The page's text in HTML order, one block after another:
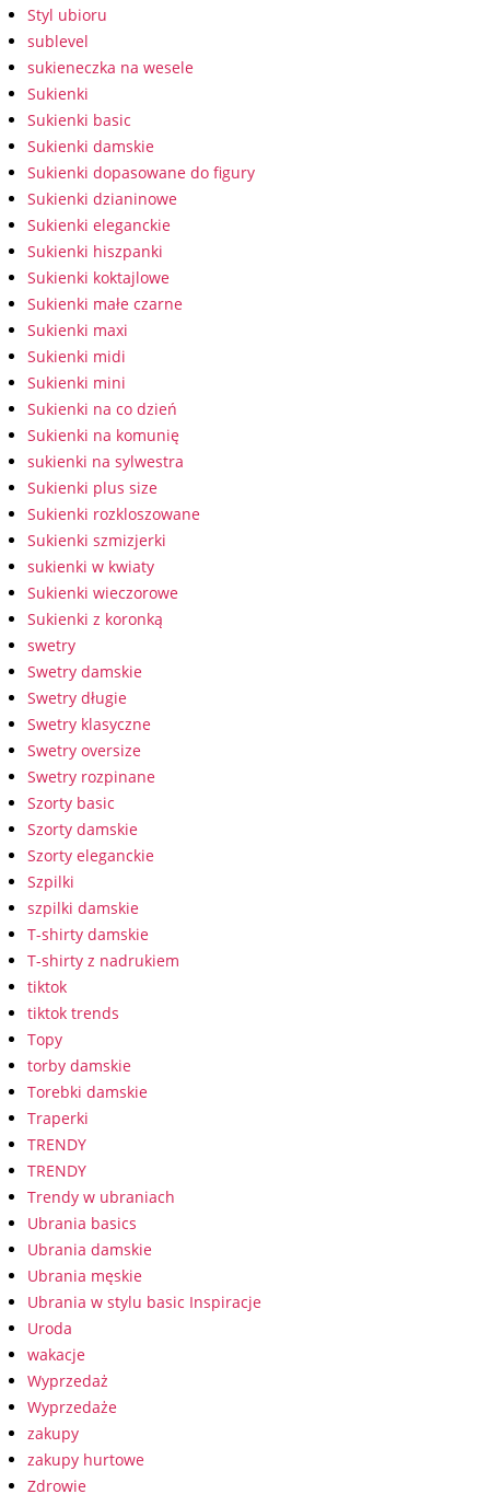
Styl ubioru
sublevel
sukieneczka na wesele
Sukienki
Sukienki basic
Sukienki damskie
Sukienki dopasowane do figury
Sukienki dzianinowe
Sukienki eleganckie
Sukienki hiszpanki
Sukienki koktajlowe
Sukienki małe czarne
Sukienki maxi
Sukienki midi
Sukienki mini
Sukienki na co dzień
Sukienki na komunię
sukienki na sylwestra
Sukienki plus size
Sukienki rozkloszowane
Sukienki szmizjerki
sukienki w kwiaty
Sukienki wieczorowe
Sukienki z koronką
swetry
Swetry damskie
Swetry długie
Swetry klasyczne
Swetry oversize
Swetry rozpinane
Szorty basic
Szorty damskie
Szorty eleganckie
Szpilki
szpilki damskie
T-shirty damskie
T-shirty z nadrukiem
tiktok
tiktok trends
Topy
torby damskie
Torebki damskie
Traperki
TRENDY
TRENDY
Trendy w ubraniach
Ubrania basics
Ubrania damskie
Ubrania męskie
Ubrania w stylu basic Inspiracje
Uroda
wakacje
Wyprzedaż
Wyprzedaże
zakupy
zakupy hurtowe
Zdrowie